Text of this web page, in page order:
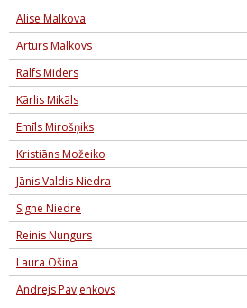
Alise Malkova
Artūrs Malkovs
Ralfs Miders
Kārlis Mikāls
Emīls Mirošņiks
Kristiāns Možeiko
Jānis Valdis Niedra
Signe Niedre
Reinis Nungurs
Laura Ošina
Andrejs Pavļenkovs